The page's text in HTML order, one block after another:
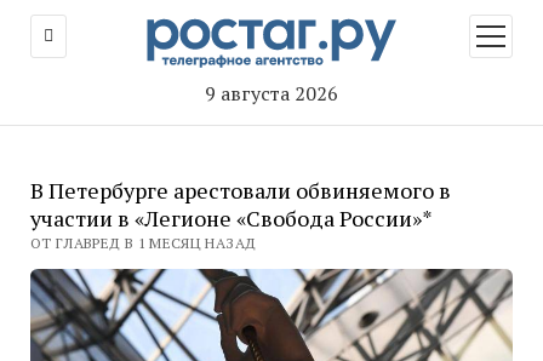
9 августа 2026
меню
В Петербурге арестовали обвиняемого в
участии в «Легионе «Свобода России»*
ОТ ГЛАВРЕД В 1 МЕСЯЦ НАЗАД